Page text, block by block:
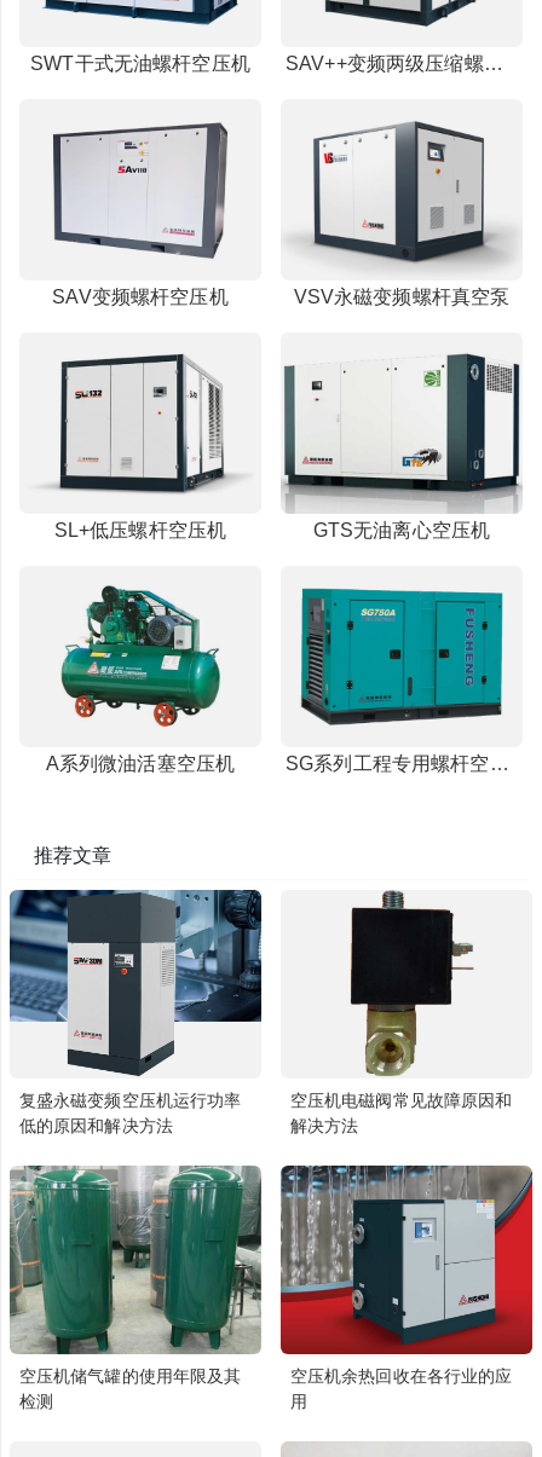
SWT干式无油螺杆空压机 SAV++变频两级压缩螺杆空压机
SAV变频螺杆空压机 VSV永磁变频螺杆真空泵
SL+低压螺杆空压机 GTS无油离心空压机
A系列微油活塞空压机 SG系列工程专用螺杆空压机
推荐文章
复盛永磁变频空压机运行功率
低的原因和解决方法
空压机电磁阀常见故障原因和
解决方法
空压机储气罐的使用年限及其
检测
空压机余热回收在各行业的应
用